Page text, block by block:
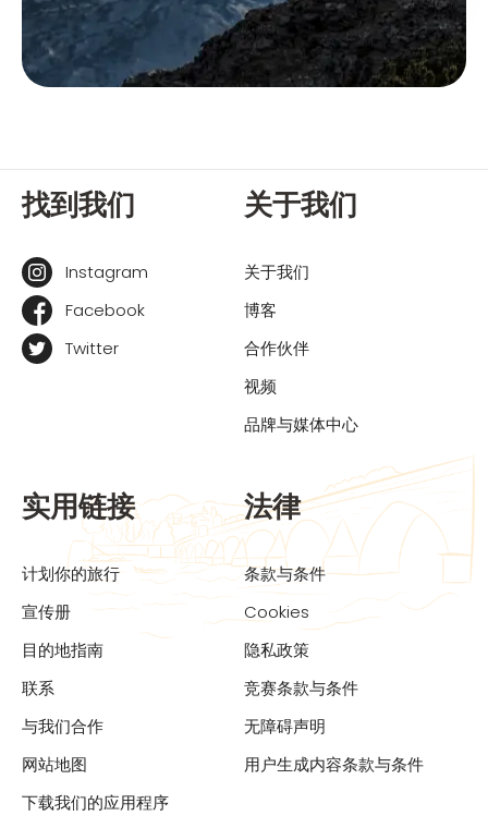
找到我们
Instagram
Facebook
Twitter
关于我们
关于我们
博客
合作伙伴
视频
品牌与媒体中心
实用链接
计划你的旅行
宣传册
目的地指南
联系
与我们合作
网站地图
下载我们的应用程序
法律
条款与条件
Cookies
隐私政策
竞赛条款与条件
无障碍声明
用户生成内容条款与条件